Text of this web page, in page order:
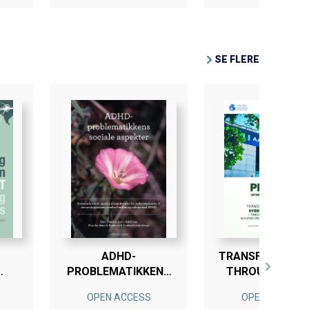
SE FLERE
ADHD-
PROBLEMATIKKENS
OPEN ACCESS
TRANSFORMING
THROUGH
OPEN ACCESS